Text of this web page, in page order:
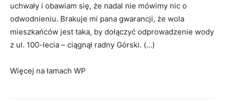
uchwały i obawiam się, że nadal nie mówimy nic o
odwodnieniu. Brakuje mi pana gwarancji, że wola
mieszkańców jest taka, by dołączyć odprowadzenie wody
z ul. 100-lecia – ciągnął radny Górski. (…)
Więcej na łamach WP